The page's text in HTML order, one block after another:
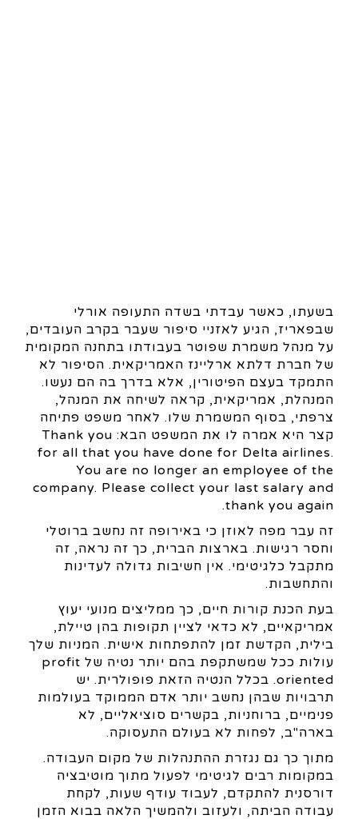
בשעתו, כאשר עבדתי בשדה התעופה אורלי
שבפאריז, הגיע לאזניי סיפור שעבר בקרב העובדים,
על מנהל משמרת שפוטר בעבודתו בתחנה המקומית
של חברת דלתא ארליינז האמריקאית. הסיפור לא
התמקד בעצם הפיטורין, אלא בדרך בה הם נעשו.
המנהלת, אמריקאית, קראה לשיחה את המנהל,
צרפתי, בסוף המשמרת שלו. לאחר משפט פתיחה
קצר היא אמרה לו את המשפט הבא: Thank you
for all that you have done for Delta airlines.
You are no longer an employee of the
company. Please collect your last salary and
thank you again.
זה עבר מפה לאוזן כי באירופה זה נחשב ברוטלי
וחסר רגישות. בארצות הברית, כך זה נראה, זה
מתקבל כלגיטימי. אין חשיבות גדולה לעדינות
והתחשבות.
בעת הכנת קורות חיים, כך ממליצים מנועי יעוץ
אמריקאיים, לא כדאי לציין תקופות בהן טיילת,
בילית, הקדשת זמן להתפתחות אישית. המניות שלך
עולות ככל שמשתקפת בהם יותר נטיה של profit
oriented. בכלל הנטיה הזאת פופולרית. יש
תרבויות שבהן נחשב יותר אדם הממוקד בעולמות
פנימיים, ברוחניות, בקשרים סוציאליים, לא
בארה"ב, לפחות לא בעולם התעסוקה.
מתוך כך גם נגזרת ההתנהלות של מקום העבודה.
במקומות רבים לגיטימי לפעול מתוך מוטיבציה
דורסנית להתקדם, לעבוד עודף שעות, לקחת
עבודה הביתה, ולעזוב ולהמשיך הלאה בבוא הזמן